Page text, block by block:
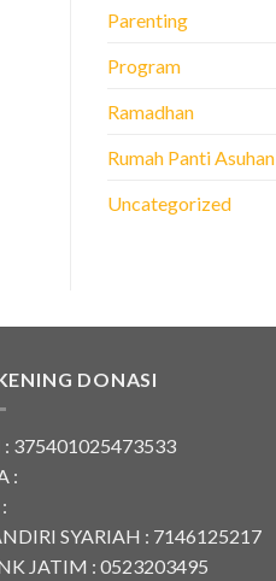
Parenting
Program
Ramadhan
Rumah Panti Asuhan
Uncategorized
DONASI
: 375401025473533
:
SYARIAH : 7146125217
JATIM : 0523203495